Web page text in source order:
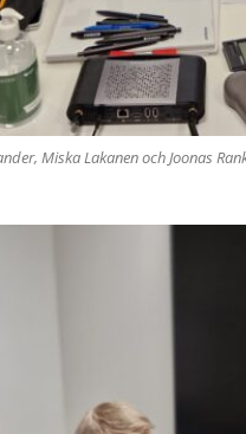
Miska Lakanen och Joonas